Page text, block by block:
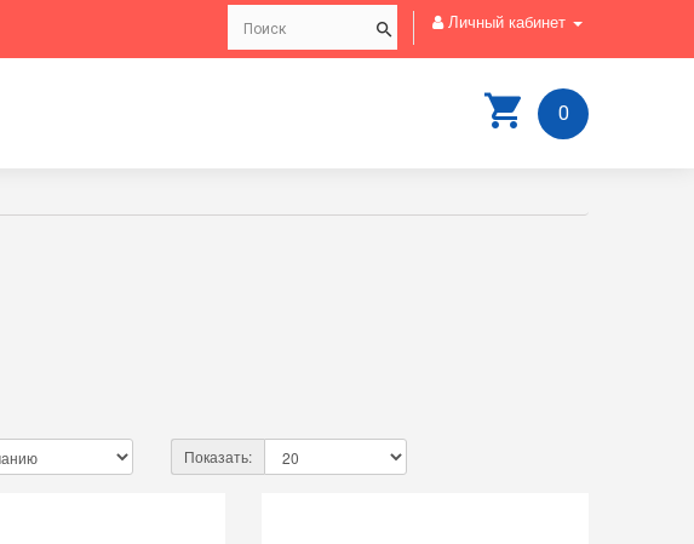
Личный кабинет
0
Показать: